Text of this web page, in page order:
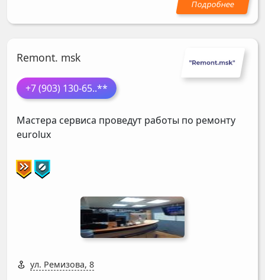
Remont. msk
+7 (903) 130-65..**
Мастера сервиса проведут работы по ремонту
eurolux
ул. Ремизова, 8